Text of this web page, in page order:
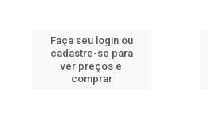
Faça seu login ou
cadastre-se para
ver preços e
comprar